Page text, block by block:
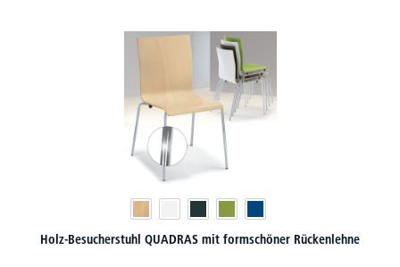
Holz-Besucherstuhl QUADRAS mit formschöner Rückenlehne